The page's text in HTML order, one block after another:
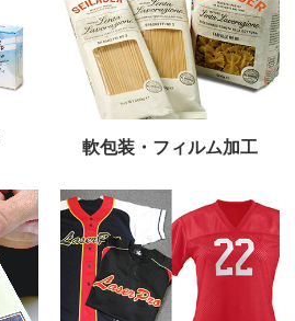
軟包装・フィルム加工